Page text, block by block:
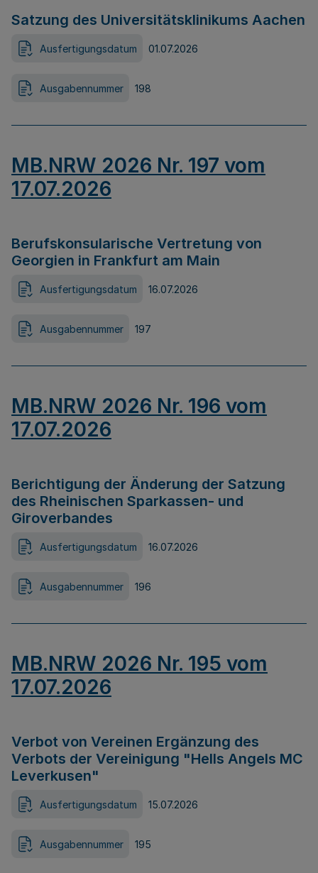
Satzung des Universitätsklinikums Aachen
Ausfertigungsdatum 01.07.2026
Ausgabennummer 198
MB.NRW 2026 Nr. 197 vom
17.07.2026
Berufskonsularische Vertretung von
Georgien in Frankfurt am Main
Ausfertigungsdatum 16.07.2026
Ausgabennummer 197
MB.NRW 2026 Nr. 196 vom
17.07.2026
Berichtigung der Änderung der Satzung
des Rheinischen Sparkassen- und
Giroverbandes
Ausfertigungsdatum 16.07.2026
Ausgabennummer 196
MB.NRW 2026 Nr. 195 vom
17.07.2026
Verbot von Vereinen Ergänzung des
Verbots der Vereinigung "Hells Angels MC
Leverkusen"
Ausfertigungsdatum 15.07.2026
Ausgabennummer 195